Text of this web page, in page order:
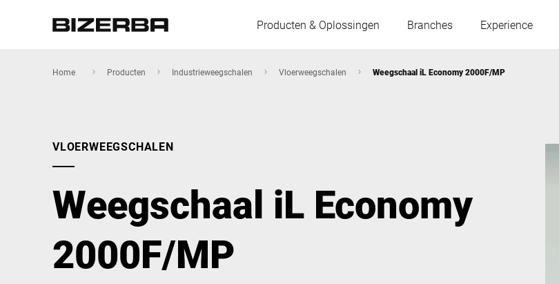
Producten & Oplossingen Branches Experience
Hongarije
Amerika
Azië
Australië
Home Producten Industrieweegschalen Vloerweegschalen Weegschaal iL Economy 2000F/MP
VLOERWEEGSCHALEN
Weegschaal iL Economy
2000F/MP